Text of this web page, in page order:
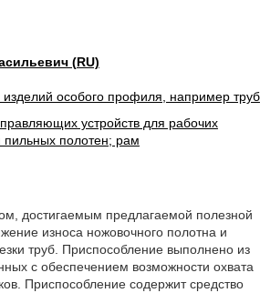
(RU)
особого профиля, например труб
устройств для рабочих
пильных полотен; рам
достигаемым предлагаемой полезной
износа ножовочного полотна и
труб. Приспособление выполнено из
с обеспечением возможности охвата
Приспособление содержит средство